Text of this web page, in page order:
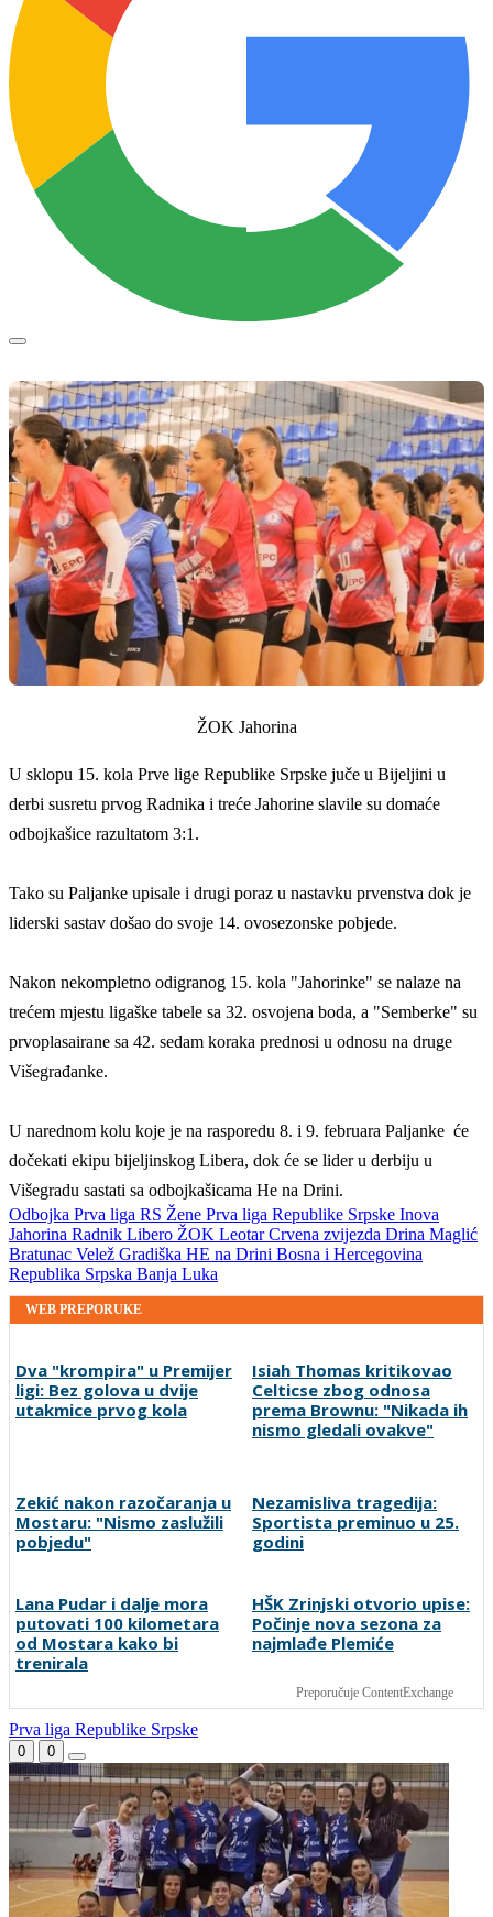
ŽOK Jahorina
U sklopu 15. kola Prve lige Republike Srpske juče u Bijeljini u
derbi susretu prvog Radnika i treće Jahorine slavile su domaće
odbojkašice razultatom 3:1.
Tako su Paljanke upisale i drugi poraz u nastavku prvenstva dok je
liderski sastav došao do svoje 14. ovosezonske pobjede.
Nakon nekompletno odigranog 15. kola "Jahorinke" se nalaze na
trećem mjestu ligaške tabele sa 32. osvojena boda, a "Semberke" su
prvoplasairane sa 42. sedam koraka prednosi u odnosu na druge
Višegrađanke.
U narednom kolu koje je na rasporedu 8. i 9. februara Paljanke će
dočekati ekipu bijeljinskog Libera, dok će se lider u derbiju u
Višegradu sastati sa odbojkašicama He na Drini.
Odbojka Prva liga RS Žene Prva liga Republike Srpske Inova
Jahorina Radnik Libero ŽOK LeotarCrvena zvijezda Drina Maglić
Bratunac Velež Gradiška HE na Drini Bosna i Hercegovina
Republika Srpska Banja Luka
WEB PREPORUKE
ligi: Bez golova u dvije
utakmice prvog kola
Celticse zbog odnosa
prema Brownu: "Nikada ih
nismo gledali ovakve"
Zekić nakon razočaranja u
Mostaru: "Nismo zaslužili
pobjedu"
Nezamisliva tragedija:
Lana Pudar i dalje mora HŠK Zrinjski otvorio upise: